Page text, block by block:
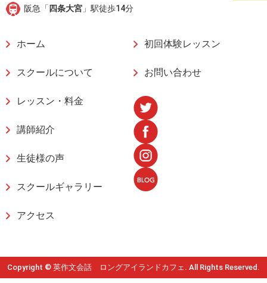
阪急「 四条大宮 」駅徒歩14分
ホーム
スクールについて
レッスン・料金
講師紹介
生徒様の声
スクールギャラリー
アクセス
初回体験レッスン
お問い合わせ
Copyright © 英作文会話 ロングアイランドカフェ. All Rights Reserved.